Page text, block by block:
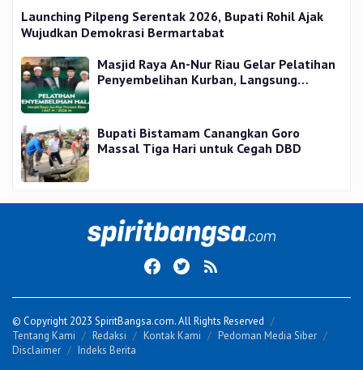
Launching Pilpeng Serentak 2026, Bupati Rohil Ajak
Wujudkan Demokrasi Bermartabat
Masjid Raya An-Nur Riau Gelar Pelatihan
Penyembelihan Kurban, Langsung
Bupati Bistamam Canangkan Goro
Massal Tiga Hari untuk Cegah DBD
© Copyright 2023 SpiritBangsa.com. All Rights Reserved
Tentang Kami
Redaksi Kontak Kami
Pedoman Media Siber
Disclaimer
Indeks Berita